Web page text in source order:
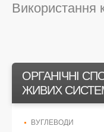
Використання
ОРГАНІЧНІ
ЖИВИХ
ВУГЛЕВОДИ